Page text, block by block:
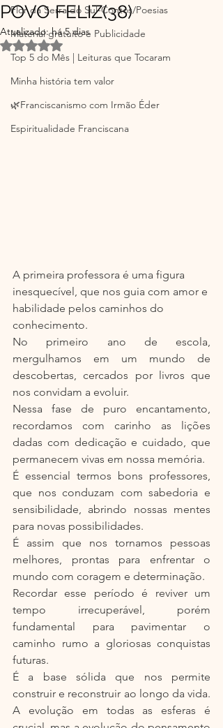
Flor da Serra do Sul-Contos/Poesias
Material gratuito e Publicidade
Top 5 do Mês | Leituras que Tocaram
Minha história tem valor
🌿Franciscanismo com Irmão Éder
Espiritualidade Franciscana
POVO FELIZ(38)
Atualizado:há 5 dias
Avaliado com NaN de 5 estrelas.
A primeira professora é uma figura
inesquecível, que nos guia com amor e
habilidade pelos caminhos do
conhecimento.
No primeiro ano de escola,
mergulhamos em um mundo de
descobertas, cercados por livros que
nos convidam a evoluir.
Nessa fase de puro encantamento,
recordamos com carinho as lições
dadas com dedicação e cuidado, que
permanecem vivas em nossa memória.
É essencial termos bons professores,
que nos conduzam com sabedoria e
sensibilidade, abrindo nossas mentes
para novas possibilidades.
É assim que nos tornamos pessoas
melhores, prontas para enfrentar o
mundo com coragem e determinação.
Recordar esse período é reviver um
tempo irrecuperável, porém
fundamental para pavimentar o
caminho rumo a gloriosas conquistas
futuras.
É a base sólida que nos permite
construir e reconstruir ao longo da vida.
A evolução em todas as esferas é